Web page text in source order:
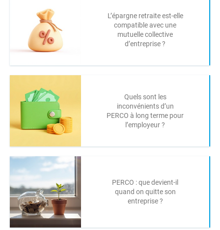
L’épargne retraite est-elle
compatible avec une
mutuelle collective
d’entreprise ?
Quels sont les
inconvénients d’un
PERCO à long terme pour
l’employeur ?
PERCO : que devient-il
quand on quitte son
entreprise ?